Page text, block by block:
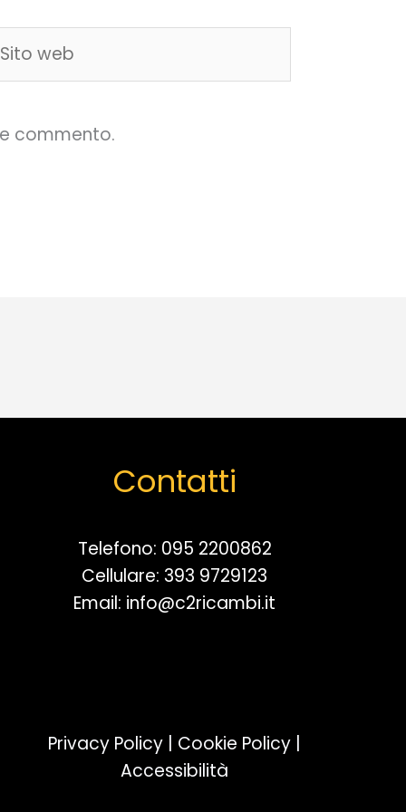
commento.
Contatti
Telefono: 095 2200862
Cellulare: 393 9729123
Email: info@c2ricambi.it
Privacy Policy | Cookie Policy |
Accessibilità